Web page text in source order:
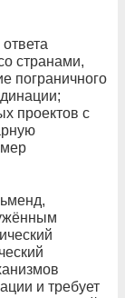
странами,
пограничного
проектов с
и требует